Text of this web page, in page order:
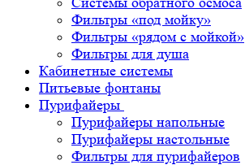
Фильтры «под мойку»
Фильтры «рядом с мойкой»
Фильтры для душа
Кабинетные системы
Питьевые фонтаны
Пурифайеры
Пурифайеры напольные
Пурифайеры настольные
Фильтры для пурифайеров